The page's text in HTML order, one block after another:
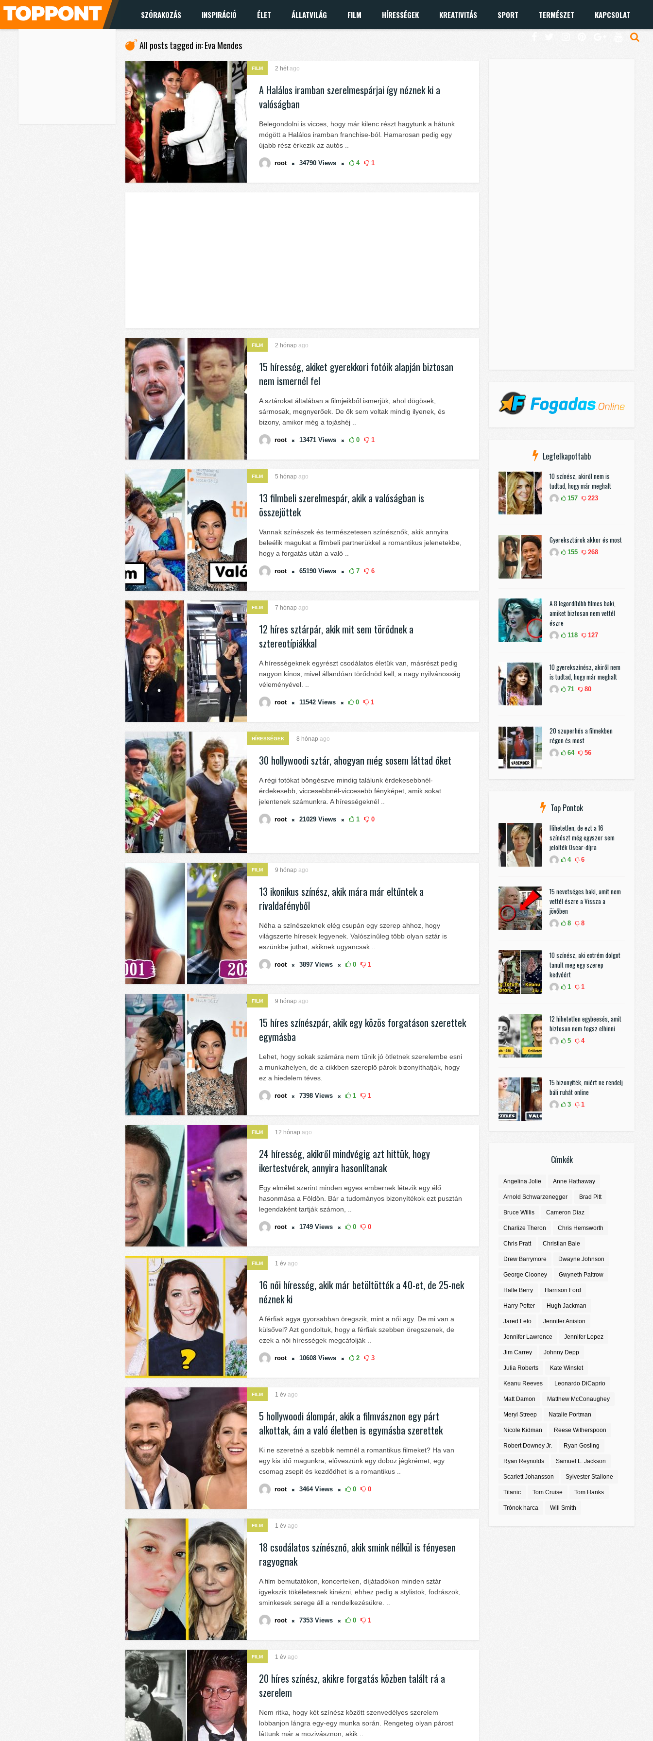
SZÓRAKOZÁS INSPIRÁCIÓ ÉLET ÁLLATVILÁG FILM HÍRESSÉGEK KREATIVITÁS SPORT TERMÉSZET KAPCSOLAT
All posts tagged in: Eva Mendes
FILM 2 hétago
A Halálos iramban szerelmespárjai így néznek ki a
valóságban
Belegondolni is vicces, hogy már kilenc részt hagytunk a hátunk
mögött a Halálos iramban franchise-ból. Hamarosan pedig egy
újabb rész érkezik az autós ..
root 34790 Views 4 1
FILM 2 hónap ago
15 híresség, akiket gyerekkori fotóik alapján biztosan
nem ismernél fel
A sztárokat általában a filmjeikből ismerjük, ahol dögösek,
sármosak, megnyerőek. De ők sem voltak mindig ilyenek, és
bizony, amikor még a tojáshéj ..
root 13471 Views 0 1
FILM 5 hónap ago
13 filmbeli szerelmespár, akik a valóságban is
összejöttek
Vannak színészek és természetesen színésznők, akik annyira
beleélik magukat a filmbeli partnerükkel a romantikus jelenetekbe,
hogy a forgatás után a való ..
root 65190 Views 7 6
FILM 7 hónap ago
12 híres sztárpár, akik mit sem törődnek a
sztereotípiákkal
A hírességeknek egyrészt csodálatos életük van, másrészt pedig
nagyon kínos, mivel állandóan törődnöd kell, a nagy nyilvánosság
véleményével. ..
root 11542 Views 0 1
HÍRESSÉGEK 8 hónap ago
30 hollywoodi sztár, ahogyan még sosem láttad őket
A régi fotókat böngészve mindig találunk érdekesebbnél-
érdekesebb, viccesebbnél-viccesebb fényképet, amik sokat
jelentenek számunkra. A hírességeknél ..
root 21029 Views 1 0
FILM 9 hónap ago
13 ikonikus színész, akik mára már eltűntek a
rivaldafényből
Néha a színészeknek elég csupán egy szerep ahhoz, hogy
világszerte híresek legyenek. Valószínűleg több olyan sztár is
eszünkbe juthat, akiknek ugyancsak ..
root 3897 Views 0 1
FILM 9 hónap ago
15 híres színészpár, akik egy közös forgatáson szerettek
egymásba
Lehet, hogy sokak számára nem tűnik jó ötletnek szerelembe esni
a munkahelyen, de a cikkben szereplő párok bizonyíthatják, hogy
ez a hiedelem téves.
root 7398 Views 1 1
FILM 12 hónap ago
24 híresség, akikről mindvégig azt hittük, hogy
ikertestvérek, annyira hasonlítanak
Egy elmélet szerint minden egyes embernek létezik egy élő
hasonmása a Földön. Bár a tudományos bizonyítékok ezt pusztán
legendaként tartják számon, ..
root 1749 Views 0 0
FILM 1 év ago
16 női híresség, akik már betöltötték a 40-et, de 25-nek
néznek ki
A férfiak agya gyorsabban öregszik, mint a női agy. De mi van a
külsővel? Azt gondoltuk, hogy a férfiak szebben öregszenek, de
ezek a női hírességek megcáfolják ..
root 10608 Views 2 3
FILM 1 év ago
5 hollywoodi álompár, akik a filmvásznon egy párt
alkottak, ám a való életben is egymásba szerettek
Ki ne szeretné a szebbik nemnél a romantikus filmeket? Ha van
egy kis idő magunkra, előveszünk egy doboz jégkrémet, egy
csomag zsepit és kezdődhet is a romantikus ..
root 3464 Views 0 0
FILM 1 év ago
18 csodálatos színésznő, akik smink nélkül is fényesen
ragyognak
A film bemutatókon, koncerteken, díjátadókon minden sztár
igyekszik tökéletesnek kinézni, ehhez pedig a stylistok, fodrászok,
sminkesek serege áll a rendelkezésükre. ..
root 7353 Views 0 1
FILM 1 év ago
20 híres színész, akikre forgatás közben talált rá a
szerelem
Nem ritka, hogy két színész között szenvedélyes szerelem
lobbanjon lángra egy-egy munka során. Rengeteg olyan párost
láttunk már a mozivásznon, akik ..
Legfelkapottabb
10 színész, akiről nem is
tudtad, hogy már meghalt
157 223
Gyereksztárok akkor és most
155 268
A 8 legordítóbb filmes baki,
amiket biztosan nem vettél
észre
118 127
10 gyerekszínész, akiről nem
is tudtad, hogy már meghalt
71 80
20 szuperhős a filmekben
régen és most
64 56
Top Pontok
Hihetetlen, de ezt a 16
színészt még egyszer sem
jelölték Oscar-díjra
4 6
15 nevetséges baki, amit nem
vettél észre a Vissza a
jövőben
8 8
10 színész, aki extrém dolgot
tanult meg egy szerep
kedvéért
1 1
12 hihetetlen egybeesés, amit
biztosan nem fogsz elhinni
5 4
15 bizonyíték, miért ne rendelj
báli ruhát online
3 1
Címkék
Angelina Jolie Anne Hathaway
Arnold Schwarzenegger Brad Pitt
Bruce Willis Cameron Diaz
Charlize Theron Chris Hemsworth
Chris Pratt Christian Bale
Drew Barrymore Dwayne Johnson
George Clooney Gwyneth Paltrow
Halle Berry Harrison Ford
Harry Potter Hugh Jackman
Jared Leto Jennifer Aniston
Jennifer Lawrence Jennifer Lopez
Jim Carrey Johnny Depp
Julia Roberts Kate Winslet
Keanu Reeves Leonardo DiCaprio
Matt Damon Matthew McConaughey
Meryl Streep Natalie Portman
Nicole Kidman Reese Witherspoon
Robert Downey Jr. Ryan Gosling
Ryan Reynolds Samuel L. Jackson
Scarlett Johansson Sylvester Stallone
Titanic Tom Cruise Tom Hanks
Trónok harca Will Smith